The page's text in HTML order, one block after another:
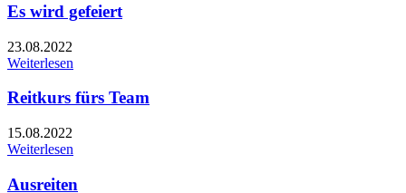
Es wird gefeiert
23.08.2022
Weiterlesen
Reitkurs fürs Team
15.08.2022
Weiterlesen
Ausreiten